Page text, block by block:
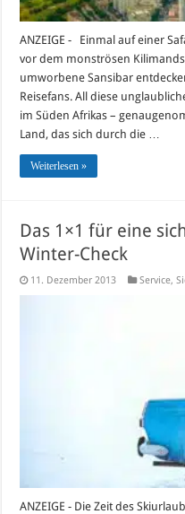
ANZEIGE - Einmal auf einer
vor dem monströsen
umworbene Sansibar
Reisefans. All diese
im Süden Afrikas –
Land, das sich durch die …
Weiterlesen »
Das 1×1 für eine
Winter-Check
11. Dezember 2013 Service,
ANZEIGE - Die Zeit des